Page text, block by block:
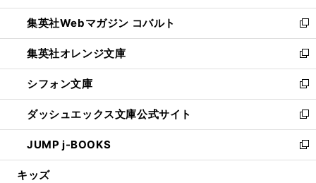
開
く
ウ
で
開
く
ン
ド
ウ
で
開
く
ウ
ィ
ン
ド
ウ
で
開
く
集英社Webマガジン コバルト
新
し
い
ウ
ィ
ン
ド
ウ
で
開
集英社オレンジ文庫
新
し
い
ウ
ィ
ン
ド
ウ
シフォン文庫
新
し
い
ウ
ィ
ン
ダッシュエックス文庫公式サイト
新
し
い
ウ
JUMP j-BOOKS
新
し
キッズ